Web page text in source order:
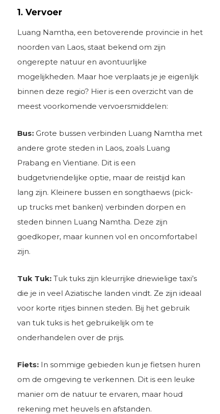
1. Vervoer
Luang Namtha, een betoverende provincie in het
noorden van Laos, staat bekend om zijn
ongerepte natuur en avontuurlijke
mogelijkheden. Maar hoe verplaats je je eigenlijk
binnen deze regio? Hier is een overzicht van de
meest voorkomende vervoersmiddelen:
Bus: Grote bussen verbinden Luang Namtha met
andere grote steden in Laos, zoals Luang
Prabang en Vientiane. Dit is een
budgetvriendelijke optie, maar de reistijd kan
lang zijn. Kleinere bussen en songthaews (pick-
up trucks met banken) verbinden dorpen en
steden binnen Luang Namtha. Deze zijn
goedkoper, maar kunnen vol en oncomfortabel
zijn.
Tuk Tuk: Tuk tuks zijn kleurrijke driewielige taxi’s
die je in veel Aziatische landen vindt. Ze zijn ideaal
voor korte ritjes binnen steden. Bij het gebruik
van tuk tuks is het gebruikelijk om te
onderhandelen over de prijs.
Fiets: In sommige gebieden kun je fietsen huren
om de omgeving te verkennen. Dit is een leuke
manier om de natuur te ervaren, maar houd
rekening met heuvels en afstanden.